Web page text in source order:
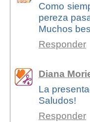
Como
pereza
Muchos
Responder
Diana
La
Saludos!
Responder